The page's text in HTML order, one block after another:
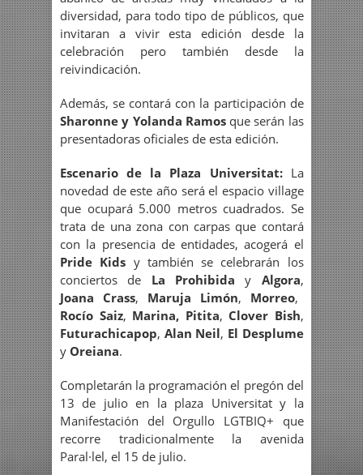
diversidad, para todo tipo de públicos, que
invitaran a vivir esta edición desde la
celebración pero también desde la
reivindicación.
Además, se contará con la participación de
Sharonne y Yolanda Ramosque serán las
presentadoras oficiales de esta edición.
Escenario de la Plaza Universitat: La
novedad de este año será el espacio village
que ocupará 5.000 metros cuadrados. Se
trata de una zona con carpas que contará
con la presencia de entidades, acogerá el
Pride Kids y también se celebrarán los
conciertos de La Prohibida y Algora,
Joana Crass, Maruja Limón, Morreo,
Rocío Saiz, Marina, Pitita, Clover Bish,
Futurachicapop, Alan Neil, El Desplume
y Oreiana.
Completarán la programación el pregón del
13 de julio en la plaza Universitat y la
Manifestación del Orgullo LGTBIQ+ que
recorre tradicionalmente la avenida
Paral·lel, el 15 de julio.